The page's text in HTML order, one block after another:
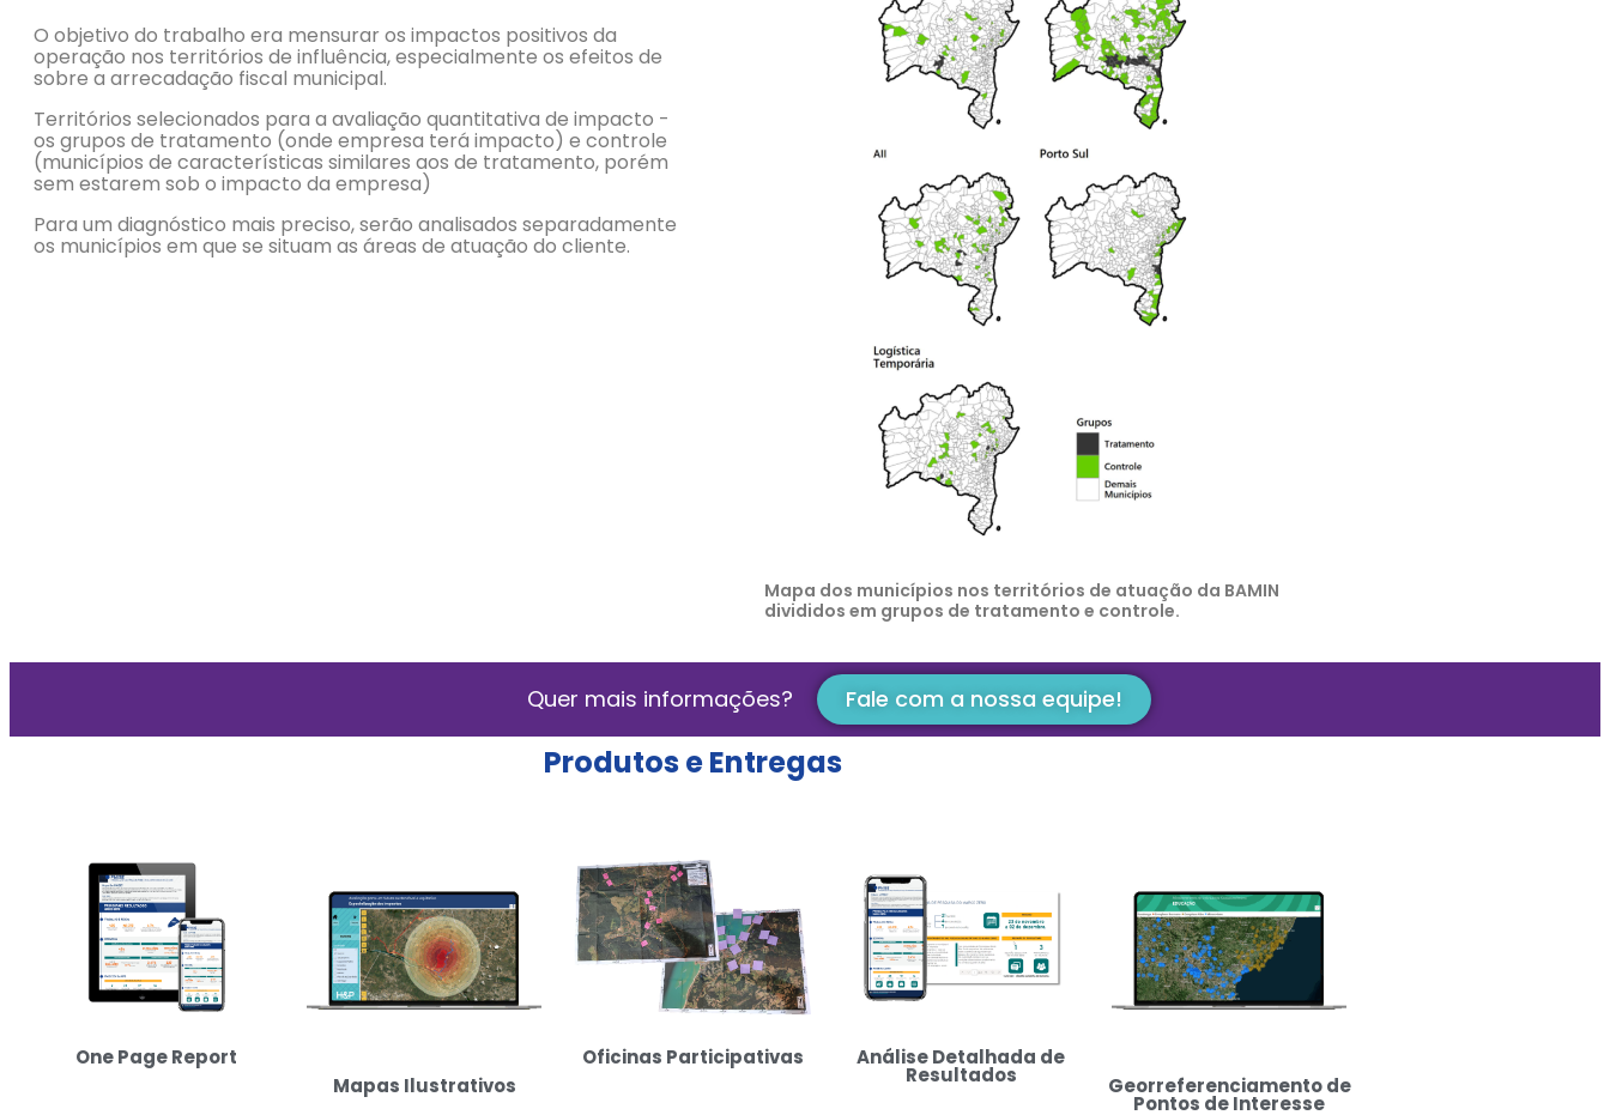
O objetivo do trabalho era mensurar os impactos positivos da
operação nos territórios de influência, especialmente os efeitos de
sobre a arrecadação fiscal municipal.
Territórios selecionados para a avaliação quantitativa de impacto -
os grupos de tratamento (onde empresa terá impacto) e controle
(municípios de características similares aos de tratamento, porém
sem estarem sob o impacto da empresa)
Para um diagnóstico mais preciso, serão analisados separadamente
os municípios em que se situam as áreas de atuação do cliente.
Mapa dos municípios nos territórios de atuação da BAMIN
divididos em grupos de tratamento e controle.
Quer mais informações? Fale com a nossa equipe!
Produtos e Entregas
One Page Report
Mapas Ilustrativos
Oficinas Participativas Análise Detalhada de
Resultados Georreferenciamento de
Pontos de Interesse